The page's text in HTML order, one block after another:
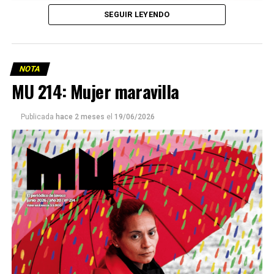
Este número 215 de MU ☝️viene con doble tapa, que
podría ser una frase:
Sin chamuyo, a remarla.
Descargar la Mu en PDF
SEGUIR LEYENDO
NOTA
MU 214: Mujer maravilla
Publicada hace 2 meses el 19/06/2026